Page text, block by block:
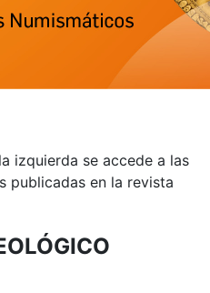
izquierda se accede a las
publicadas en la revista